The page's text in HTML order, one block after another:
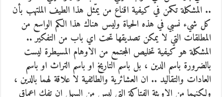
.. المشكلة تكمن في كيفية اقناع من يمّثل هذا الطيف الملتهب بأن
كل شيء نسبي في هذه الحياة وليس هناك هذا الكم الواسع من
المطلقات التي لا يمكن تصديقها تحت اي باب من التفكير ..
المشكلة هو كيفية تخليص المجتمع من الاوهام المسيطرة ليست
بالضرورة باسم الدين ، بل باسم التاريخ او باسم التراث او باسم
العادات والتقاليد .. ان العشائرية والطائفية لا علاقة لهما بالدين ،